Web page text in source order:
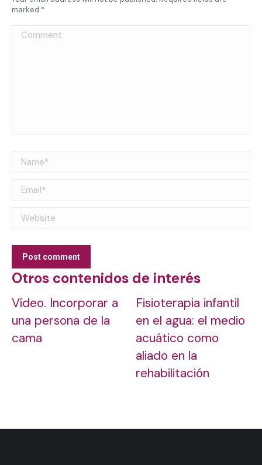
marked *
Comment
Name *
Email *
Website
Post comment
Otros contenidos de interés
Vídeo. Incorporar a
una persona de la
cama
Fisioterapia infantil
en el agua: el medio
acuático como
aliado en la
rehabilitación